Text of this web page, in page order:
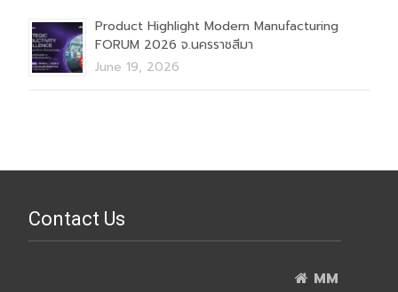
Product Highlight Modern Manufacturing
FORUM 2026 จ.นครราชสีมา
June 19, 2026
Contact Us
MM